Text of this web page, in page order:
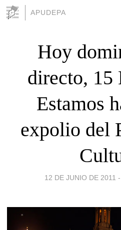
APUDEPA
Hoy
directo, 15
Estamos
expolio del
12 DE JUNIO DE 2011 -